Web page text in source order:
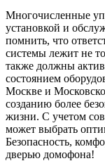
Многочисленные
установкой и
помнить, что
системы лежит не
также должны
состоянием
Москве и
созданию более
жизни. С учетом
может выбрать
Безопасность,
дверью домофона!